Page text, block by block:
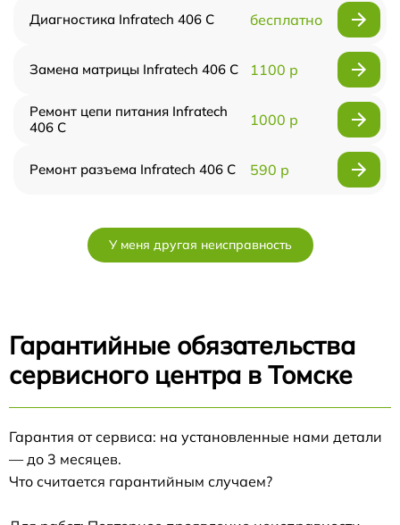
Диагностика Infratech 406 С бесплатно
Замена матрицы Infratech 406 С 1100 р
Ремонт цепи питания Infratech
406 С
1000 р
Ремонт разъема Infratech 406 С 590 р
У меня другая неисправность
Гарантийные обязательства
сервисного центра в Томске
Гарантия от сервиса: на установленные нами детали
— до 3 месяцев.
Что считается гарантийным случаем?